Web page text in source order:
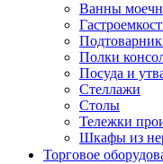
Ванны
Полки
Посуда и
Стеллажи
Столы
Тележки
Шкафы из
Торговое